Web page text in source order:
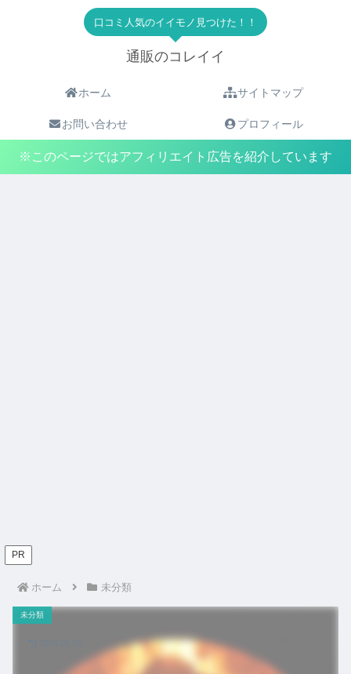
口コミ人気のイイモノ見つけた！！
通販のコレイイ
ホーム サイトマップ
お問い合わせ プロフィール
※このページではアフィリエイト広告を紹介しています
PR
ホーム 未分類
未分類